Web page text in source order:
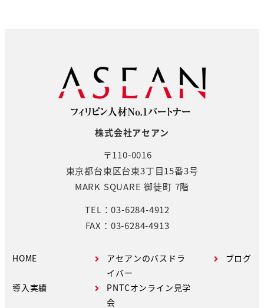
株式会社アセアン
〒110-0016
東京都台東区台東3丁目15番3号
MARK SQUARE 御徒町 7階
TEL：03-6284-4912
FAX：03-6284-4913
HOME
導入実績
アセアンのバスドラ
イバー
PNTCオンライン見学
会
ブログ